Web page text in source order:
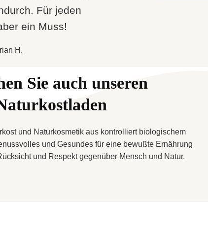
Für jeden
ein Muss!
H.
Sie auch unseren
und Naturkosmetik aus kontrolliert biologischem
und Gesundes für eine bewußte Ernährung
und Respekt gegenüber Mensch und Natur.